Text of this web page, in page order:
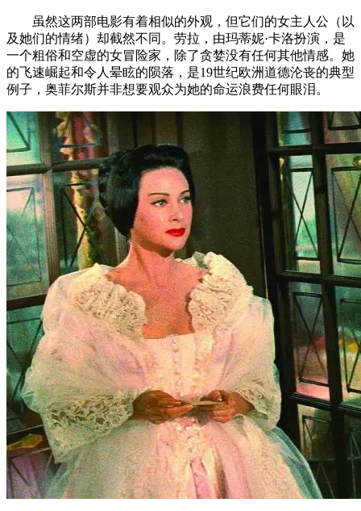
虽然这两部电影有着相似的外观，但它们的女主人公（以
及她们的情绪）却截然不同。劳拉，由玛蒂妮·卡洛扮演，是
一个粗俗和空虚的女冒险家，除了贪婪没有任何其他情感。她
的飞速崛起和令人晕眩的陨落，是19世纪欧洲道德沦丧的典型
例子，奥菲尔斯并非想要观众为她的命运浪费任何眼泪。